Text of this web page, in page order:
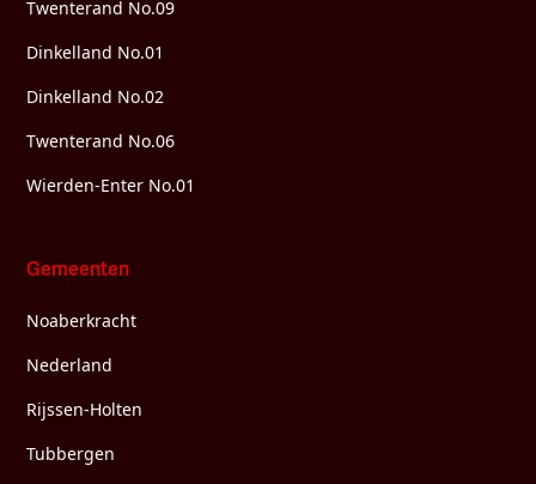
Twenterand No.09
Dinkelland No.01
Dinkelland No.02
Twenterand No.06
Wierden-Enter No.01
Gemeenten
Noaberkracht
Nederland
Rijssen-Holten
Tubbergen